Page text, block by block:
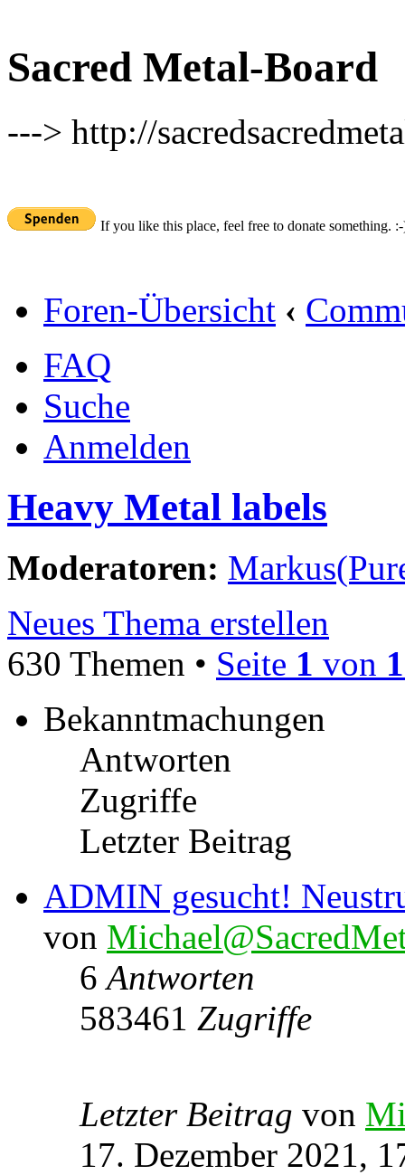
Sacred Metal-Board
---> http://
If you like this place, feel free to donate something.
Foren-Übersicht ‹
FAQ
Suche
Anmelden
Heavy Metal labels
Moderatoren:
Neues Thema erstellen
630 Themen • Seite 1 von
Bekanntmachungen
Antworten
Zugriffe
Letzter Beitrag
ADMIN gesucht!
von
6Antworten
583461 Zugriffe
Letzter Beitrag von
17. Dezember 2021,